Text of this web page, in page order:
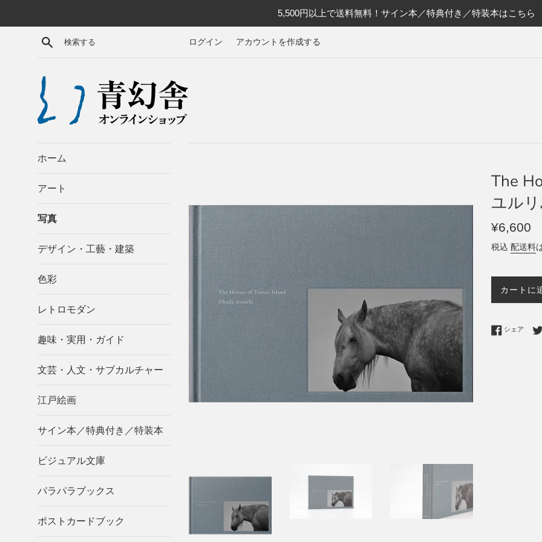
5,500円以上で送料無料！サイン本／特典付き／特装本はこちら
検索する ログイン アカウントを作成する
ホーム
アート
写真
デザイン・工藝・建築
色彩
レトロモダン
趣味・実用・ガイド
文芸・人文・サブカルチャー
江戸絵画
サイン本／特典付き／特装本
ビジュアル文庫
パラパラブックス
ポストカードブック
The
ユル
通
価
¥6,600
税込 配送料
カートに
シェア